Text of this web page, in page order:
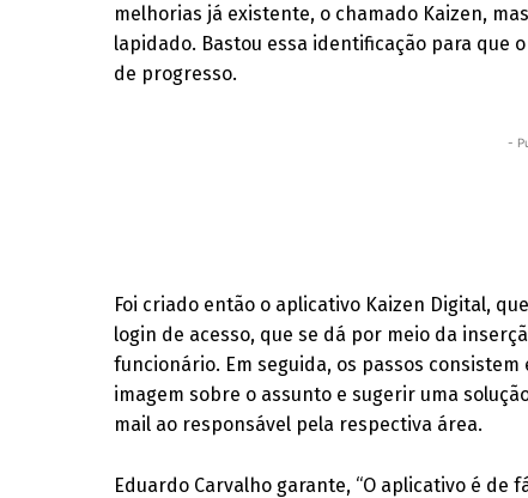
melhorias já existente, o chamado Kaizen,
lapidado. Bastou essa identificação para que
de progresso.
-
Foi criado então o aplicativo Kaizen Digital,
login de acesso, que se dá por meio da
funcionário. Em seguida, os passos
imagem sobre o assunto e sugerir uma
mail ao responsável pela respectiva área.
Eduardo Carvalho garante, “O aplicativo é de